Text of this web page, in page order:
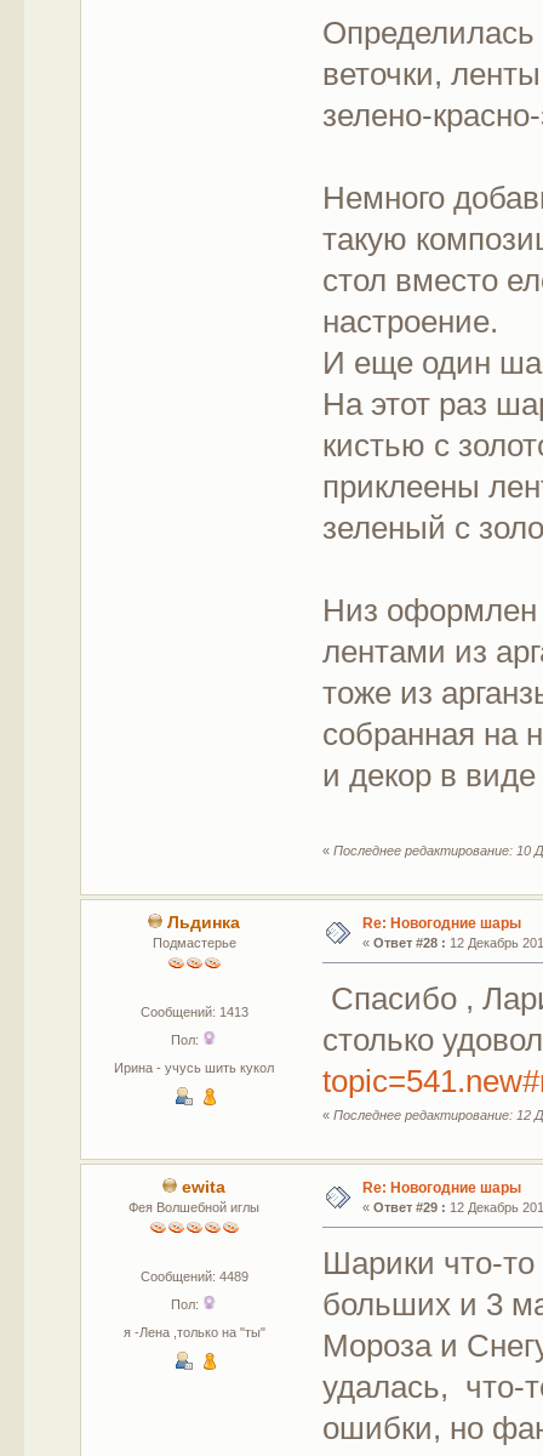
Определилась
веточки,
зелено-
Немного
такую
стол вместо
настроение.
И еще один
На этот раз
кистью с
приклеены
зеленый с
Низ оформлен
лентами из
тоже из
собранная на
и декор в виде
«Последнее редактирование: 10
Льдинка
Подмастерье
Сообщений: 1413
Пол:
Ирина - учусь шить кукол
Re: Новогодние шары
« Ответ #28 : 12 Декабрь
Спасибо ,
столько
«Последнее редактирование: 12
ewita
Фея Волшебной иглы
Сообщений: 4489
Пол:
я -Лена ,только на "ты"
Re: Новогодние шары
« Ответ #29 : 12 Декабрь
Шарики что-
больших и 3
Мороза и
удалась, что-
ошибки, но